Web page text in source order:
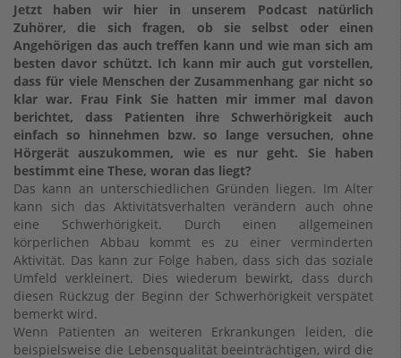
Jetzt haben wir hier in unserem Podcast natürlich
Zuhörer, die sich fragen, ob sie selbst oder einen
Angehörigen das auch treffen kann und wie man sich am
besten davor schützt. Ich kann mir auch gut vorstellen,
dass für viele Menschen der Zusammenhang gar nicht so
klar war. Frau Fink Sie hatten mir immer mal davon
berichtet, dass Patienten ihre Schwerhörigkeit auch
einfach so hinnehmen bzw. so lange versuchen, ohne
Hörgerät auszukommen, wie es nur geht. Sie haben
bestimmt eine These, woran das liegt?
Das kann an unterschiedlichen Gründen liegen. Im Alter
kann sich das Aktivitätsverhalten verändern auch ohne
eine Schwerhörigkeit. Durch einen allgemeinen
körperlichen Abbau kommt es zu einer verminderten
Aktivität. Das kann zur Folge haben, dass sich das soziale
Umfeld verkleinert. Dies wiederum bewirkt, dass durch
diesen Rückzug der Beginn der Schwerhörigkeit verspätet
bemerkt wird.
Wenn Patienten an weiteren Erkrankungen leiden, die
beispielsweise die Lebensqualität beeinträchtigen, wird die